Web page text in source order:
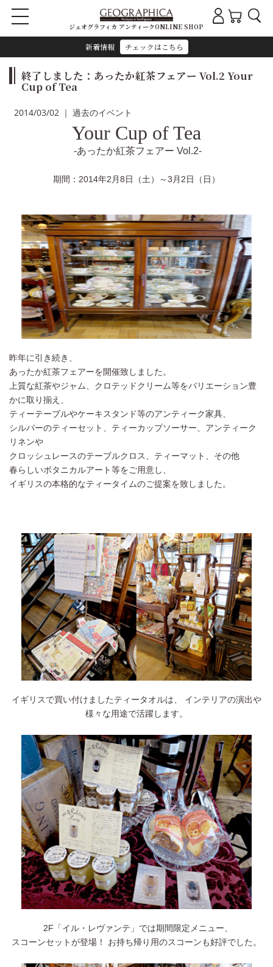
新着情報 チェックはこちら
ジェオグラフィカ アンティークONLINE SHOP
終了しました：あったか紅茶フェアー Vol.2 Your
Cup of Tea
2014/03/02 ｜ 過去のイベント
Your Cup of Tea
-あったか紅茶フェアー Vol.2-
期間：2014年2月8日（土）～3月2日（日）
昨年に引き続き、
あったか紅茶フェアーを開催致しました。
上質な紅茶やジャム、クロテッドクリーム等をバリエーション豊
かに取り揃え、
ティーテーブルやケーキスタンド等のアンティーク家具、
シルバーのティーセット、ティーカップソーサー、アンティーク
リネンや
クロッシュレースのテーブルクロス、ティーマット、その他
春らしいボタニカルアート等をご用意し、
イギリスの本格的なティータイムのご提案を致しました。
イギリスで買い付けましたティータオルは、 インテリアの演出や
様々な用途で活躍します。
2F「イル・レヴァンテ」では期間限定メニュー、
スコーンセットが登場！ お持ち帰り用のスコーンも好評でした。